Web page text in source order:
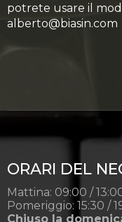
potrete usare il
alberto@biasin.com
ORARI DEL
Mattina: 09:00 /
Pomeriggio: 15:30 /
Chiuso la